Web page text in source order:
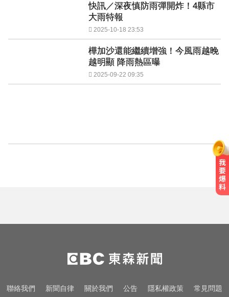
快訊／深夜慎防雨彈開炸！4縣市
大雨特報
2025-10-18 23:53
樺加沙還能繼續增強！今風雨越晚
越明顯 降雨熱區曝
2025-09-22 09:35
聯絡我們 新聞自律 關於我們 公告 隱私權政策 常見問題